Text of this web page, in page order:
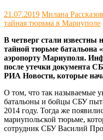
21.07.2019 Милана
тайная тюрьма в Мариуполе
В четверг стали известны
тайной тюрьме батальона
аэропорту Мариуполя.
после утечки документа
РИА Новости, которые
О том, что так называемые
батальоны и бойцы СБУ
2014 году. Тогда же
мариупольской тюрьме,
сотрудник СБУ Василий